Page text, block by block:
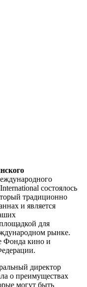
состоялось
традиционно
и является
для
рынке.
Фонда кино и
директор
о преимуществах
могут быть